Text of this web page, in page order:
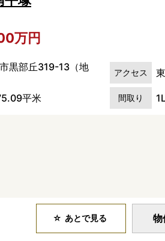
万円
黒部丘319-13（地
アクセス
平米 間取り
あとで見る 物